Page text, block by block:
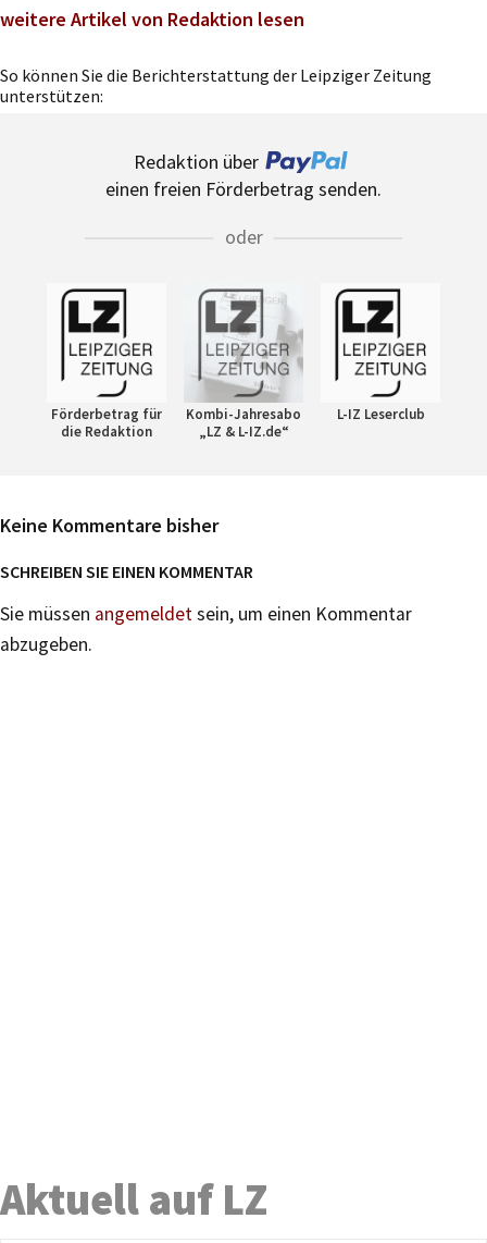
weitere Artikel von Redaktion lesen
So können Sie die Berichterstattung der Leipziger Zeitung
unterstützen:
Redaktion über
einen freien Förderbetrag senden.
oder
Förderbetrag für
die Redaktion
Kombi-Jahresabo
„LZ & L-IZ.de“
L-IZ Leserclub
Keine Kommentare bisher
SCHREIBEN SIE EINEN KOMMENTAR
Sie müssen angemeldetsein, um einen Kommentar
abzugeben.
Aktuell auf LZ